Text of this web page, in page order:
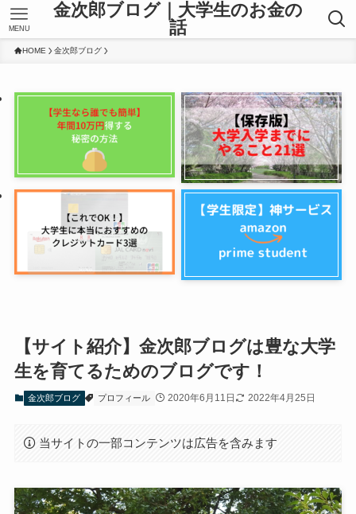
金次郎ブログ｜大学生のお金の
話
MENU
HOME 金次郎ブログ
【サイト紹介】金次郎ブログは豊な大学
生を育てるためのブログです！
金次郎ブログ プロフィール 2020年6月11日 2022年4月25日
当サイトの一部コンテンツは広告を含みます